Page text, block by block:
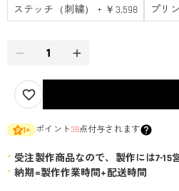
ステッチ（刺繍） + ￥3,598
プリ
1× ポイント38点付与されます
* 受注製作商品なので、製作には7-15
* 納期=製作作業時間+配送時間